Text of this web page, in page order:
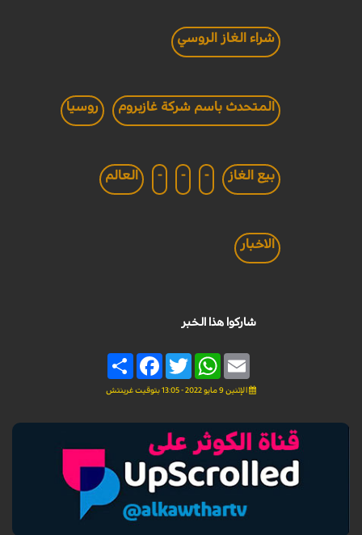
شراء الغاز الروسي
المتحدث باسم شركة غازبروم روسيا
بيع الغاز -
-
- العالم
الاخبار
شاركوا هذا الخبر
Share
FacebookTwitter
WhatsAppEmail
الإثنين 9 مايو 2022 - 13:05 بتوقيت غرينتش